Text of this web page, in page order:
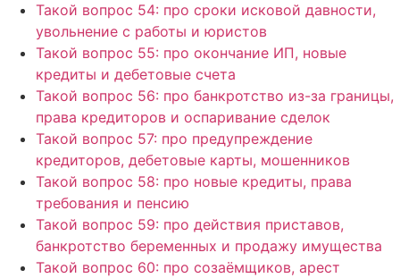
Такой вопрос 54: про сроки исковой давности,
увольнение с работы и юристов
Такой вопрос 55: про окончание ИП, новые
кредиты и дебетовые счета
Такой вопрос 56: про банкротство из-за границы,
права кредиторов и оспаривание сделок
Такой вопрос 57: про предупреждение
кредиторов, дебетовые карты, мошенников
Такой вопрос 58: про новые кредиты, права
требования и пенсию
Такой вопрос 59: про действия приставов,
банкротство беременных и продажу имущества
Такой вопрос 60: про созаёмщиков, арест